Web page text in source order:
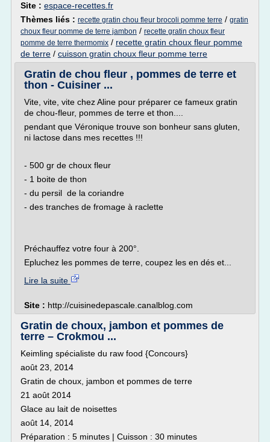
Site : espace-recettes.fr
Thèmes liés : recette gratin chou fleur brocoli pomme terre / gratin
choux fleur pomme de terre jambon / recette gratin choux fleur
pomme de terre thermomix / recette gratin choux fleur pomme
de terre / cuisson gratin choux fleur pomme terre
Gratin de chou fleur , pommes de terre et
thon - Cuisiner ...
Vite, vite, vite chez Aline pour préparer ce fameux gratin
de chou-fleur, pommes de terre et thon....
pendant que Véronique trouve son bonheur sans gluten,
ni lactose dans mes recettes !!!
- 500 gr de choux fleur
- 1 boite de thon
- du persil de la coriandre
- des tranches de fromage à raclette
Préchauffez votre four à 200°.
Epluchez les pommes de terre, coupez les en dés et...
Lire la suite
Site : http://cuisinedepascale.canalblog.com
Gratin de choux, jambon et pommes de
terre – Crokmou ...
Keimling spécialiste du raw food {Concours}
août 23, 2014
Gratin de choux, jambon et pommes de terre
21 août 2014
Glace au lait de noisettes
août 14, 2014
Préparation : 5 minutes | Cuisson : 30 minutes